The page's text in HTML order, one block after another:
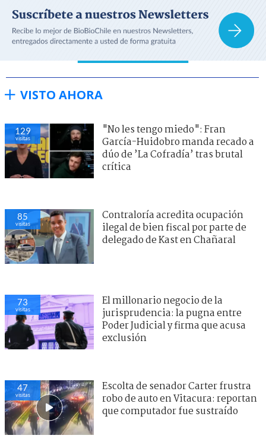
VISTO AHORA
129
visitas
"No les tengo miedo": Fran
García-Huidobro manda recado a
dúo de ’La Cofradía’ tras brutal
crítica
85
visitas
Contraloría acredita ocupación
ilegal de bien fiscal por parte de
delegado de Kast en Chañaral
73
visitas
El millonario negocio de la
jurisprudencia: la pugna entre
Poder Judicial y firma que acusa
exclusión
47
visitas
Escolta de senador Carter frustra
robo de auto en Vitacura: reportan
que computador fue sustraído